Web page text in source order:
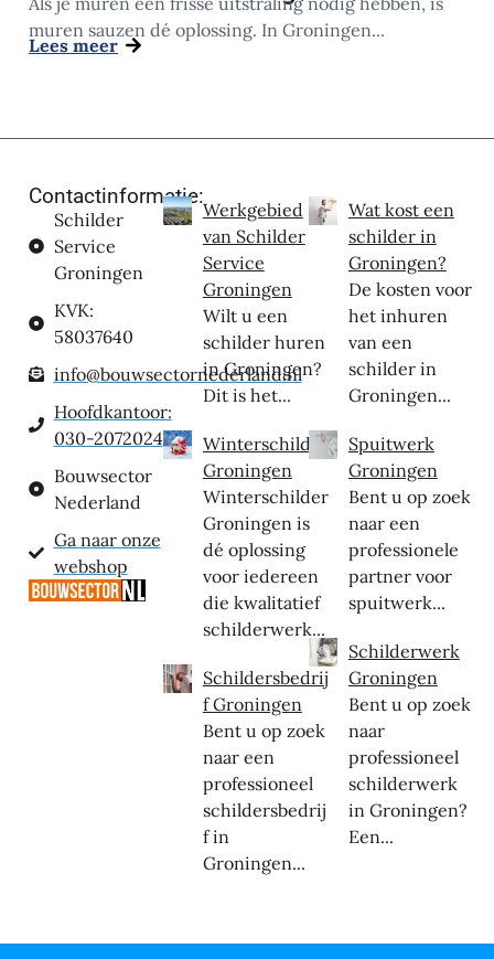
muren sauzen dé oplossing. In Groningen...
Lees meer
Contactinformatie:
Schilder
Service
Groningen
KVK:
58037640
info@bouwsectornederland.nl
Hoofdkantoor:
030-2072024
Bouwsector
Nederland
Ga naar onze
webshop
Werkgebied
van Schilder
Service
Groningen
Wilt u een
schilder huren
in Groningen?
Dit is het...
Winterschilder
Groningen
Winterschilder
Groningen is
dé oplossing
voor iedereen
die kwalitatief
schilderwerk...
Schildersbedrij
f Groningen
Bent u op zoek
naar een
professioneel
schildersbedrij
f in
Groningen...
Wat kost een
schilder in
Groningen?
De kosten voor
het inhuren
van een
schilder in
Groningen...
Spuitwerk
Groningen
Bent u op zoek
naar een
professionele
partner voor
spuitwerk...
Schilderwerk
Groningen
Bent u op zoek
naar
professioneel
schilderwerk
in Groningen?
Een...